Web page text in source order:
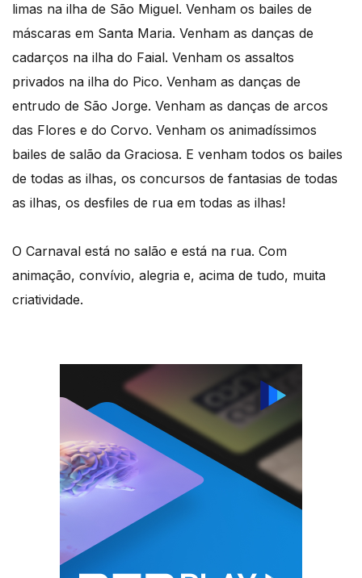
limas na ilha de São Miguel. Venham os bailes de
máscaras em Santa Maria. Venham as danças de
cadarços na ilha do Faial. Venham os assaltos
privados na ilha do Pico. Venham as danças de
entrudo de São Jorge. Venham as danças de arcos
das Flores e do Corvo. Venham os animadíssimos
bailes de salão da Graciosa. E venham todos os bailes
de todas as ilhas, os concursos de fantasias de todas
as ilhas, os desfiles de rua em todas as ilhas!
O Carnaval está no salão e está na rua. Com
animação, convívio, alegria e, acima de tudo, muita
criatividade.